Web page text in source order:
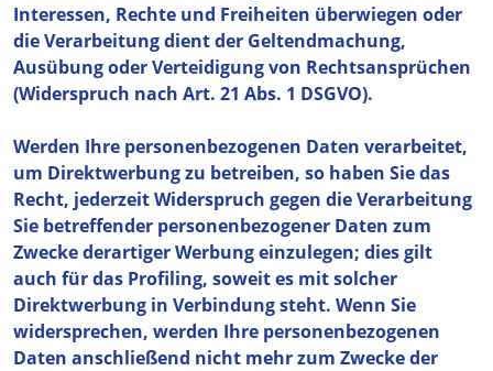
Interessen, Rechte und Freiheiten überwiegen oder
die Verarbeitung dient der Geltendmachung,
Ausübung oder Verteidigung von Rechtsansprüchen
(Widerspruch nach Art. 21 Abs. 1 DSGVO).
Werden Ihre personenbezogenen Daten verarbeitet,
um Direktwerbung zu betreiben, so haben Sie das
Recht, jederzeit Widerspruch gegen die Verarbeitung
Sie betreffender personenbezogener Daten zum
Zwecke derartiger Werbung einzulegen; dies gilt
auch für das Profiling, soweit es mit solcher
Direktwerbung in Verbindung steht. Wenn Sie
widersprechen, werden Ihre personenbezogenen
Daten anschließend nicht mehr zum Zwecke der